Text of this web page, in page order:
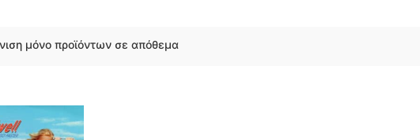
μόνο προϊόντων σε απόθεμα